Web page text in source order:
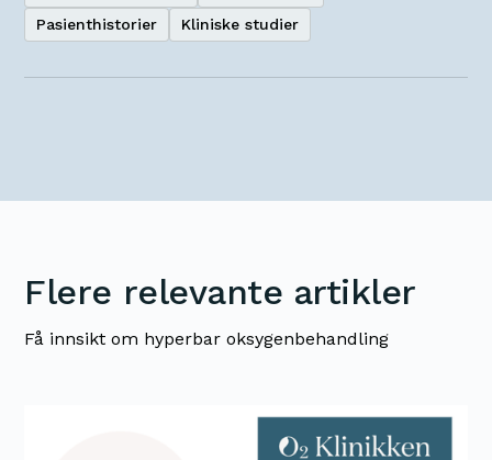
Pasienthistorier
Kliniske studier
Flere relevante artikler
Få innsikt om hyperbar oksygenbehandling